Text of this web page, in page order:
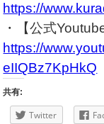
https://
・【公式
https://
eIIQBz7KpHkQ
共有:
Twitter